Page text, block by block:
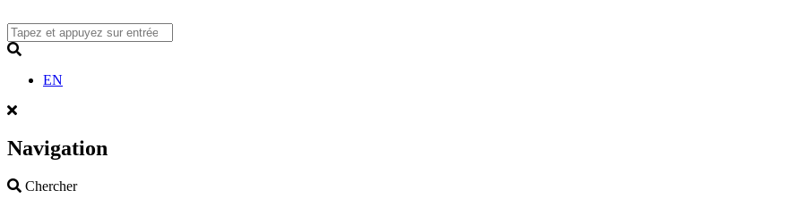
to
content
EN
Navigation
ChercherSearch